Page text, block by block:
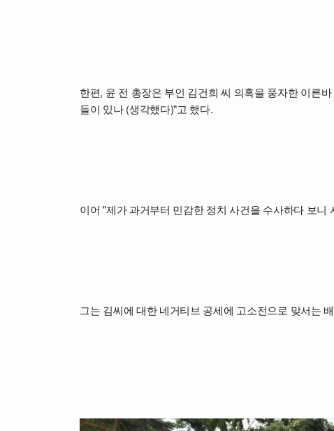
한편, 윤 전 총장은 부인 김건희 씨 의혹을 풍자한 이른
들이 있나 (생각했다)"고 했다.
이어 "제가 과거부터 민감한 정치 사건을 수사하다 보
그는 김씨에 대한 네거티브 공세에 고소전으로 맞서는